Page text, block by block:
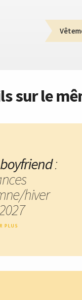
sur le
:
hiver
PLUS